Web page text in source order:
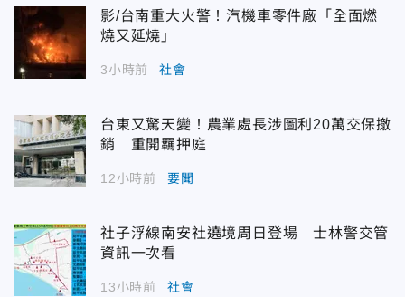
影/台南重大火警！汽機車零件廠「全面燃
燒又延燒」
3小時前 社會
台東又驚天變！農業處長涉圖利20萬交保撤
銷 重開羈押庭
12小時前 要聞
社子浮線南安社遶境周日登場 士林警交管
資訊一次看
13小時前 社會